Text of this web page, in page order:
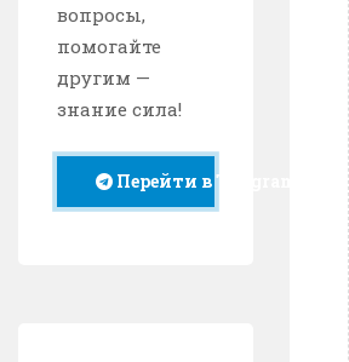
вопросы,
помогайте
другим —
знание сила!
Перейти в Telegram